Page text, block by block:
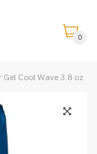
0
Gel Cool Wave 3.8 oz